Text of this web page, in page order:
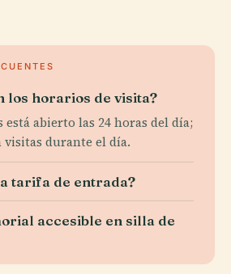
los horarios de visita?
está abierto las 24 horas del día;
visitas durante el día.
tarifa de entrada?
accesible en silla de